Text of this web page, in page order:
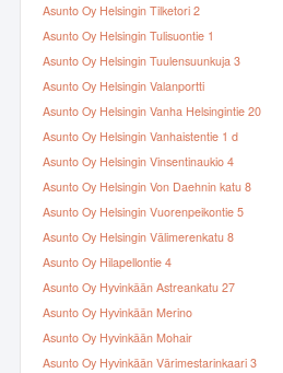
Asunto Oy Helsingin Tilketori 2
Asunto Oy Helsingin Tulisuontie 1
Asunto Oy Helsingin Tuulensuunkuja 3
Asunto Oy Helsingin Valanportti
Asunto Oy Helsingin Vanha Helsingintie 20
Asunto Oy Helsingin Vanhaistentie 1 d
Asunto Oy Helsingin Vinsentinaukio 4
Asunto Oy Helsingin Von Daehnin katu 8
Asunto Oy Helsingin Vuorenpeikontie 5
Asunto Oy Helsingin Välimerenkatu 8
Asunto Oy Hilapellontie 4
Asunto Oy Hyvinkään Astreankatu 27
Asunto Oy Hyvinkään Merino
Asunto Oy Hyvinkään Mohair
Asunto Oy Hyvinkään Värimestarinkaari 3